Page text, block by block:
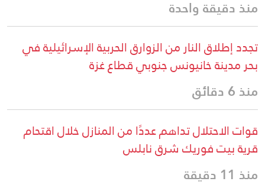
منذ دقيقة واحدة
تجدد إطلاق النار من الزوارق الحربية الإسرائيلية في
بحر مدينة خانيونس جنوبي قطاع غزة
منذ 6 دقائق
قوات الاحتلال تداهم عددًا من المنازل خلال اقتحام
قرية بيت فوريك شرق نابلس
منذ 11 دقيقة